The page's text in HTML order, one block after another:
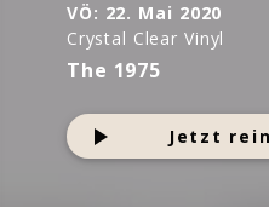
VÖ: 22. Mai 2020
Crystal Clear Vinyl
The 1975
Jetzt